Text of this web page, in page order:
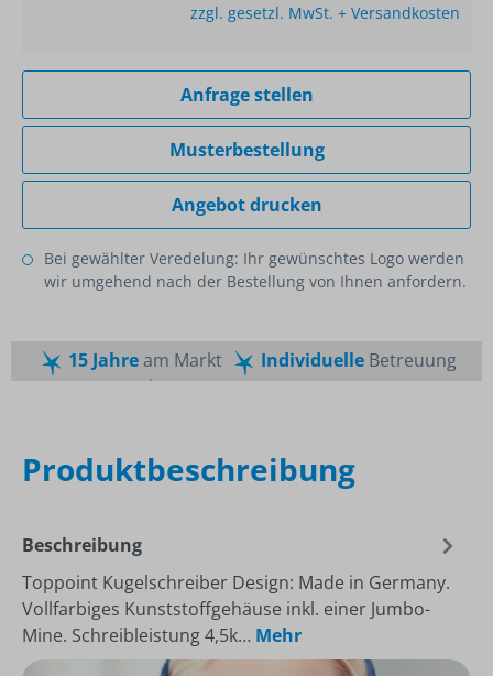
zzgl. gesetzl. MwSt. + Versandkosten
Anfrage stellen
Musterbestellung
Angebot drucken
Bei gewählter Veredelung: Ihr gewünschtes Logo werden
wir umgehend nach der Bestellung von Ihnen anfordern.
15 Jahream Markt IndividuelleBetreuung
Produktbeschreibung
Beschreibung
Toppoint Kugelschreiber Design: Made in Germany.
Vollfarbiges Kunststoffgehäuse inkl. einer Jumbo-
Mine. Schreibleistung 4,5k… Mehr